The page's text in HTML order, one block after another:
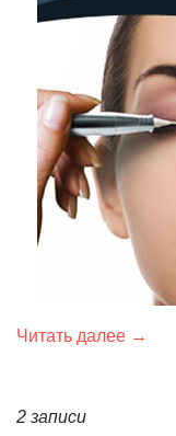
Читать далее →
2 записи